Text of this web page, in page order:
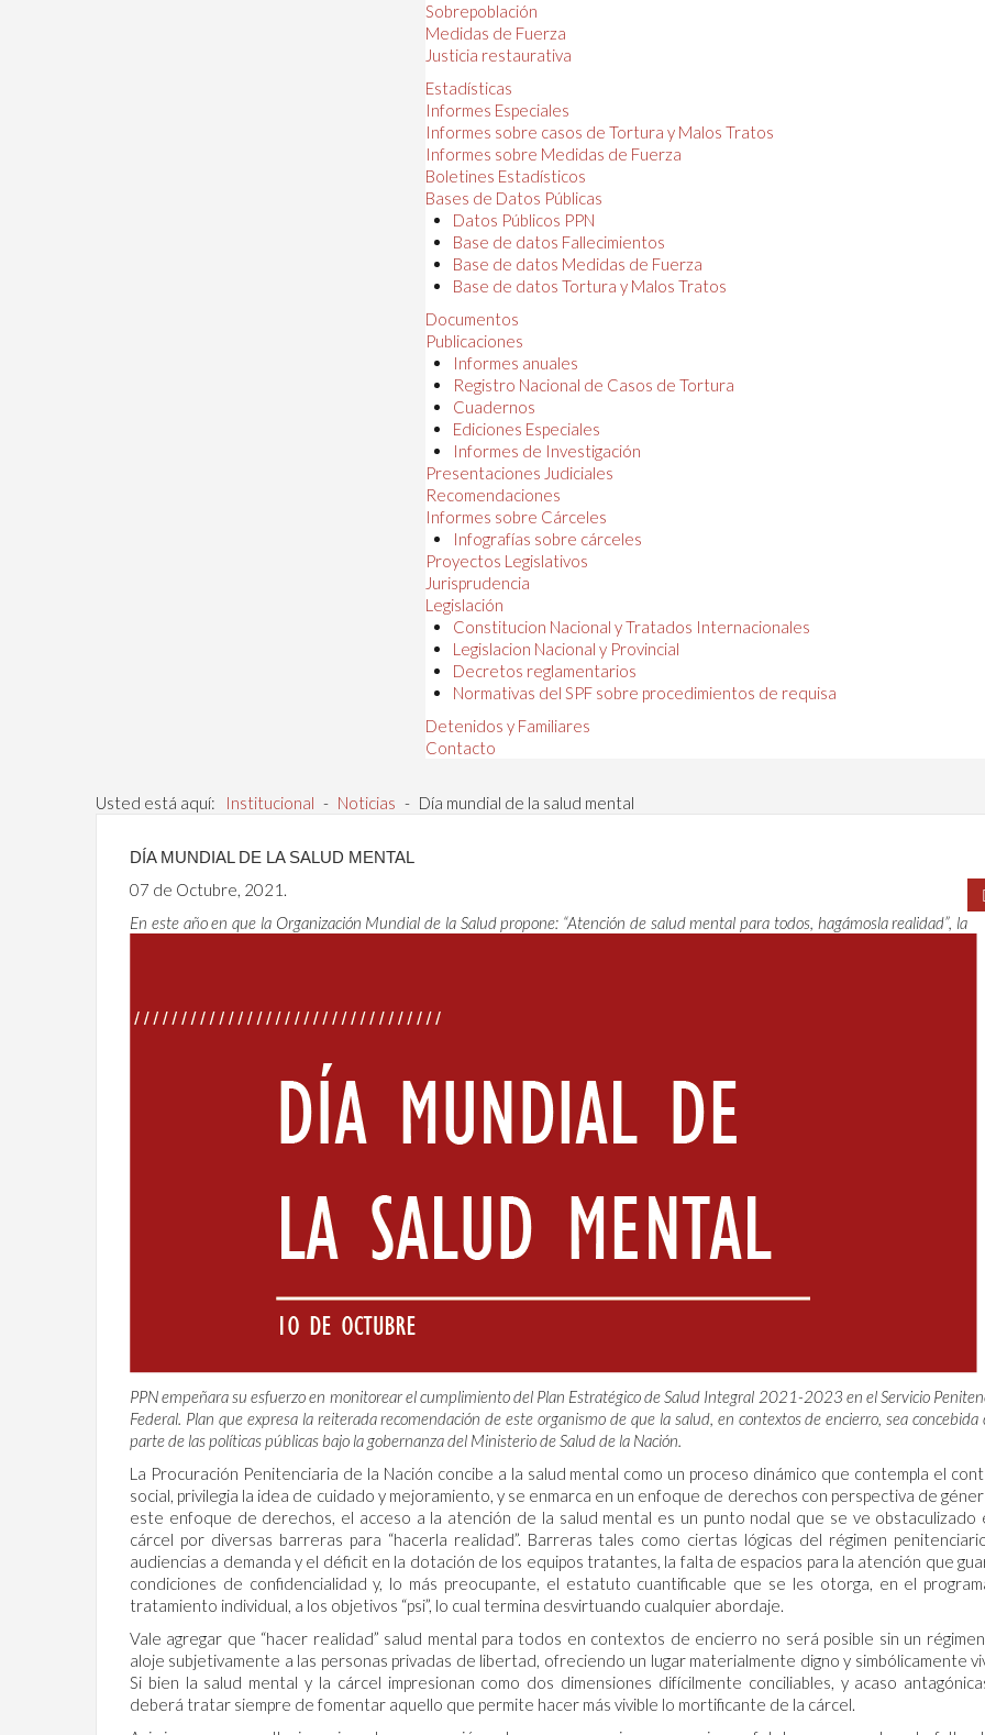
Sobrepoblación
Medidas de Fuerza
Justicia restaurativa
Estadísticas
Informes Especiales
Informes sobre casos de Tortura y Malos Tratos
Informes sobre Medidas de Fuerza
Boletines Estadísticos
Bases de Datos Públicas
Datos Públicos PPN
Base de datos Fallecimientos
Base de datos Medidas de Fuerza
Base de datos Tortura y Malos Tratos
Documentos
Publicaciones
Informes anuales
Registro Nacional de Casos de Tortura
Cuadernos
Ediciones Especiales
Informes de Investigación
Presentaciones Judiciales
Recomendaciones
Informes sobre Cárceles
Infografías sobre cárceles
Proyectos Legislativos
Jurisprudencia
Legislación
Constitucion Nacional y Tratados Internacionales
Legislacion Nacional y Provincial
Decretos reglamentarios
Normativas del SPF sobre procedimientos de requisa
Detenidos y Familiares
Contacto
Usted está aquí: Institucional - Noticias - Día mundial de la salud mental
DÍA MUNDIAL DE LA SALUD MENTAL
07 de Octubre, 2021.
En este año en que la Organización Mundial de la Salud propone: “Atención de salud mental para todos, hagámosla realidad”, la
PPN empeñara su esfuerzo en monitorear el cumplimiento del Plan Estratégico de Salud Integral 2021-2023 en el Servicio
Federal. Plan que expresa la reiterada recomendación de este organismo de que la salud, en contextos de encierro, sea concebida
parte de las políticas públicas bajo la gobernanza del Ministerio de Salud de la Nación.
La Procuración Penitenciaria de la Nación concibe a la salud mental como un proceso dinámico que contempla el
social, privilegia la idea de cuidado y mejoramiento, y se enmarca en un enfoque de derechos con perspectiva de
este enfoque de derechos, el acceso a la atención de la salud mental es un punto nodal que se ve obstaculizado
cárcel por diversas barreras para “hacerla realidad”. Barreras tales como ciertas lógicas del régimen
audiencias a demanda y el déficit en la dotación de los equipos tratantes, la falta de espacios para la atención que
condiciones de confidencialidad y, lo más preocupante, el estatuto cuantificable que se les otorga, en el
tratamiento individual, a los objetivos “psi”, lo cual termina desvirtuando cualquier abordaje.
Vale agregar que “hacer realidad” salud mental para todos en contextos de encierro no será posible sin un
aloje subjetivamente a las personas privadas de libertad, ofreciendo un lugar materialmente digno y simbólicamente
Si bien la salud mental y la cárcel impresionan como dos dimensiones difícilmente conciliables, y acaso
deberá tratar siempre de fomentar aquello que permite hacer más vivible lo mortificante de la cárcel.